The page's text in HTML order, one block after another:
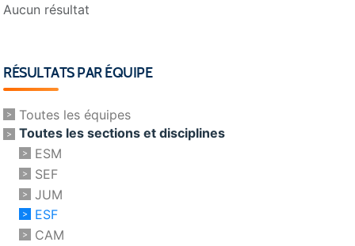
Aucun résultat
RÉSULTATS PAR ÉQUIPE
Toutes les équipes
Toutes les sections et disciplines
ESM
SEF
JUM
ESF
CAM